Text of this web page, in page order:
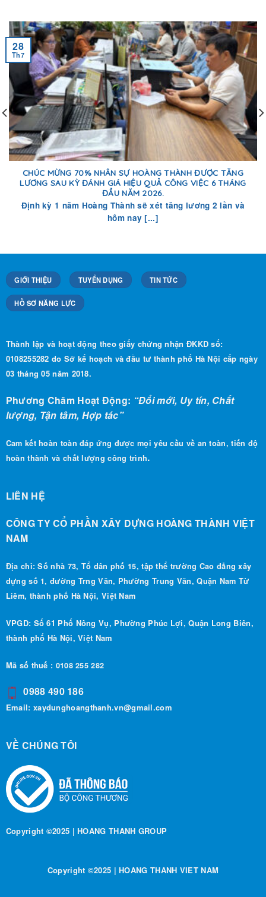
CHÚC MỪNG 70% NHÂN SỰ HOÀNG THÀNH ĐƯỢC TĂNG
LƯƠNG SAU KỲ ĐÁNH GIÁ HIỆU QUẢ CÔNG VIỆC 6 THÁNG
ĐẦU NĂM 2026.
Định kỳ 1 năm Hoàng Thành sẽ xét tăng lương 2 lần và
hôm nay [...]
28
Th7
GIỚI THIỆU TUYỂN DỤNG TIN TỨC
HỒ SƠ NĂNG LỰC
Thành lập và hoạt động theo giấy chứng nhận ĐKKD số:
0108255282 do Sở kế hoạch và đầu tư thành phố Hà Nội cấp ngày
03 tháng 05 năm 2018.
Phương Châm Hoạt Động: “Đổi mới, Uy tín, Chất
lượng, Tận tâm, Hợp tác”
Cam kết hoàn toàn đáp ứng được mọi yêu cầu về an toàn, tiến độ
hoàn thành và chất lượng công trình.
LIÊN HỆ
CÔNG TY CỔ PHẦN XÂY DỰNG HOÀNG THÀNH VIỆT
NAM
Địa chỉ: Số nhà 73, Tổ dân phố 15, tập thể trường Cao đẳng xây
dựng số 1, đường Trng Văn, Phường Trung Văn, Quận Nam Từ
Liêm, thành phố Hà Nội, Việt Nam
VPGD: Số 61 Phố Nông Vụ, Phường Phúc Lợi, Quận Long Biên,
thành phố Hà Nội, Việt Nam
Mã số thuế : 0108 255 282
0988 490 186
Email: xaydunghoangthanh.vn@gmail.com
VỀ CHÚNG TÔI
Copyright ©2025 | HOANG THANH GROUP
Copyright ©2025 | HOANG THANH VIET NAM